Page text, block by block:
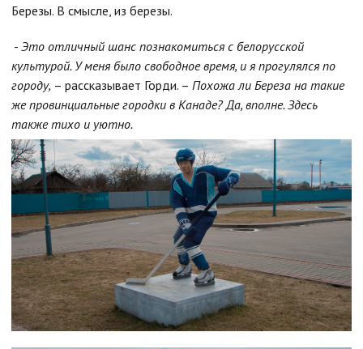
Березы. В смысле, из березы.
- Это отличный шанс познакомиться с белорусской
культурой. У меня было свободное время, и я прогулялся по
городу, – рассказывает Горди. – Похожа ли Береза на такие
же провинциальные городки в Канаде? Да, вполне. Здесь
также тихо и уютно.